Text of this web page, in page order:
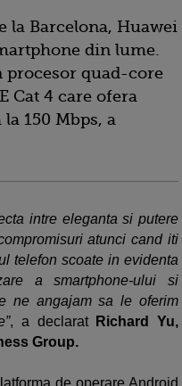
la Barcelona, Huawei
din lume.
procesor quad-core
Cat 4 care ofera
150 Mbps, a
intre eleganta si putere
atunci cand iti
telefon scoate in evidenta
a smartphone-ului si
ne angajam sa le oferim
, a declarat Richard Yu,
Group.